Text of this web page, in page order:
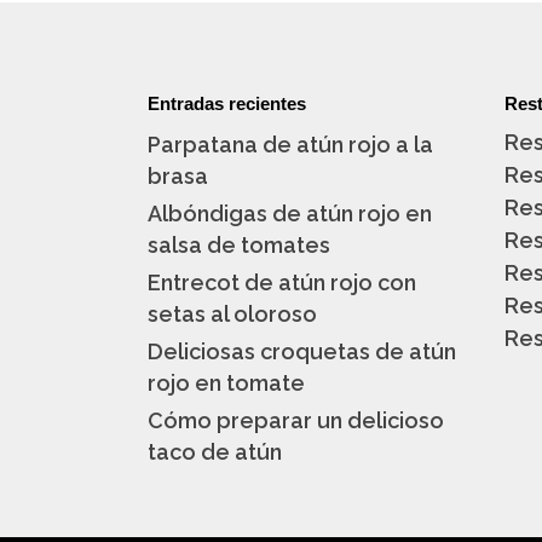
Entradas recientes
Parpatana de atún rojo a la
brasa
Albóndigas de atún rojo en
salsa de tomates
Entrecot de atún rojo con
setas al oloroso
Deliciosas croquetas de atún
rojo en tomate
Cómo preparar un delicioso
taco de atún